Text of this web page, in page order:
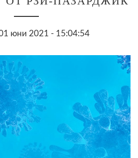
юни 2021 - 15:04:54